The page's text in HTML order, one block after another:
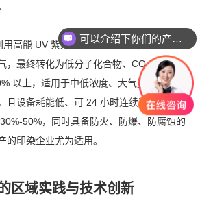
用高能 UV 紫外线光束产生臭氧，通过臭氧
，最终转化为低分子化合物、CO₂和 H₂O。
以上，适用于中低浓度、大气量的多种有
且设备耗能低、可 24 小时连续运行，运行
50%，同时具备防火、防爆、防腐蚀的
的印染企业尤为适用。
区域实践与技术创新
可以介绍下你们的产品么？